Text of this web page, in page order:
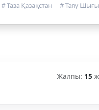
# Таза Қазақстан # Таяу
Жалпы: 15